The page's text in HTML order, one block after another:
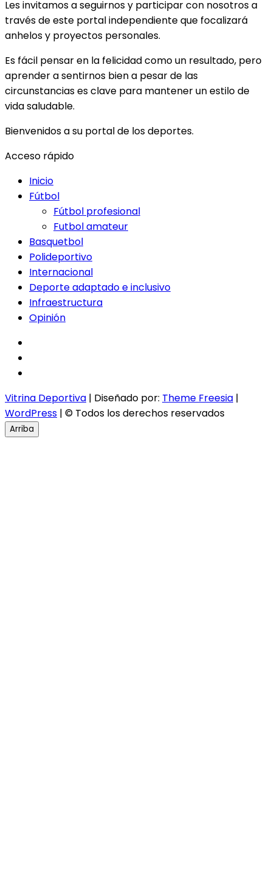
Les invitamos a seguirnos y participar con nosotros a
través de este portal independiente que focalizará
anhelos y proyectos personales.
Es fácil pensar en la felicidad como un resultado, pero
aprender a sentirnos bien a pesar de las
circunstancias es clave para mantener un estilo de
vida saludable.
Bienvenidos a su portal de los deportes.
Acceso rápido
Inicio
Fútbol
Fútbol profesional
Futbol amateur
Basquetbol
Polideportivo
Internacional
Deporte adaptado e inclusivo
Infraestructura
Opinión
Vitrina Deportiva | Diseñado por: Theme Freesia |
WordPress | © Todos los derechos reservados
Arriba